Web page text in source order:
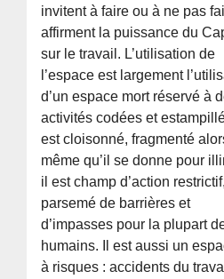
invitent à faire ou à ne pas
affirment la puissance du
sur le travail. L’utilisation de
l’espace est largement
d’un espace mort réservé à
activités codées et
est cloisonné, fragmenté
même qu’il se donne pour
il est champ d’action restrictif,
parsemé de barrières et
d’impasses pour la plupart
humains. Il est aussi un
à risques : accidents du